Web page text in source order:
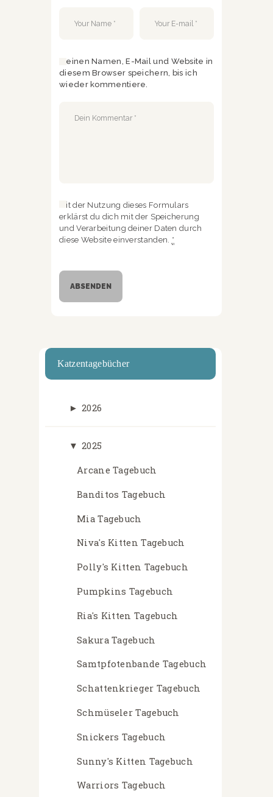
Meinen Namen, E-Mail und Website in
diesem Browser speichern, bis ich
wieder kommentiere.
Mit der Nutzung dieses Formulars
erklärst du dich mit der Speicherung
und Verarbeitung deiner Daten durch
diese Website einverstanden. *
Katzentagebücher
► 2026
▼ 2025
Arcane Tagebuch
Banditos Tagebuch
Mia Tagebuch
Niva's Kitten Tagebuch
Polly's Kitten Tagebuch
Pumpkins Tagebuch
Ria's Kitten Tagebuch
Sakura Tagebuch
Samtpfotenbande Tagebuch
Schattenkrieger Tagebuch
Schmüseler Tagebuch
Snickers Tagebuch
Sunny's Kitten Tagebuch
Warriors Tagebuch